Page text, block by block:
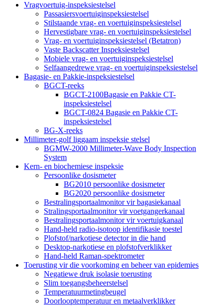
Vragvoertuig-inspeksiestelsel
Passasiersvoertuiginspeksiestelsel
Stilstaande vrag- en voertuiginspeksiestelsel
Hervestigbare vrag- en voertuiginspeksiestelsel
Vrag- en voertuiginspeksiestelsel (Betatron)
Vaste Backscatter Inspeksiestelsel
Mobiele vrag- en voertuiginspeksiestelsel
Selfaangedrewe vrag- en voertuiginspeksiestelsel
Bagasie- en Pakkie-inspeksiestelsel
BGCT-reeks
BGCT-2100Bagasie en Pakkie CT-
inspeksiestelsel
BGCT-0824 Bagasie en Pakkie CT-
inspeksiestelsel
BG-X-reeks
Millimeter-golf liggaam inspeksie stelsel
BGMW-2000 Millimeter-Wave Body Inspection
System
Kern- en biochemiese inspeksie
Persoonlike dosismeter
BG2010 persoonlike dosismeter
BG2020 persoonlike dosismeter
Bestralingsportaalmonitor vir bagasiekanaal
Stralingsportaalmonitor vir voetgangerkanaal
Bestralingsportaalmonitor vir voertuigkanaal
Hand-held radio-isotoop identifikasie toestel
Plofstof/narkotiese detector in die hand
Desktop-narkotiese en plofstofverklikker
Hand-held Raman-spektrometer
Toerusting vir die voorkoming en beheer van epidemies
Negatiewe druk isolasie toerusting
Slim toegangsbeheerstelsel
Temperatuurmetingbeugel
Doorlooptemperatuur en metaalverklikker